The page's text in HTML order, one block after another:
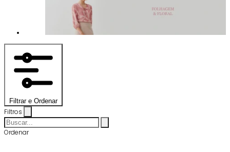
Filtrar e Ordenar
Filtros
Ordenar